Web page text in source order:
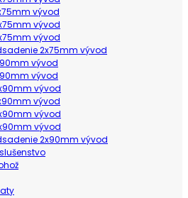
vývod
vývod
vývod
2x75mm vývod
vývod
vývod
vývod
vývod
vývod
vývod
2x90mm vývod